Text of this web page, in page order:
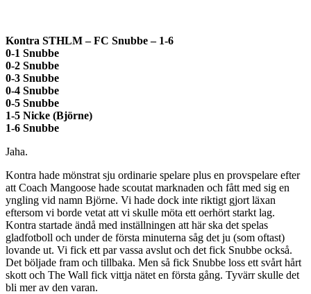
Kontra STHLM – FC Snubbe – 1-6
0-1 Snubbe
0-2 Snubbe
0-3 Snubbe
0-4 Snubbe
0-5 Snubbe
1-5 Nicke (Björne)
1-6 Snubbe
Jaha.
Kontra hade mönstrat sju ordinarie spelare plus en provspelare efter
att Coach Mangoose hade scoutat marknaden och fått med sig en
yngling vid namn Björne. Vi hade dock inte riktigt gjort läxan
eftersom vi borde vetat att vi skulle möta ett oerhört starkt lag.
Kontra startade ändå med inställningen att här ska det spelas
gladfotboll och under de första minuterna såg det ju (som oftast)
lovande ut. Vi fick ett par vassa avslut och det fick Snubbe också.
Det böljade fram och tillbaka. Men så fick Snubbe loss ett svårt hårt
skott och The Wall fick vittja nätet en första gång. Tyvärr skulle det
bli mer av den varan.